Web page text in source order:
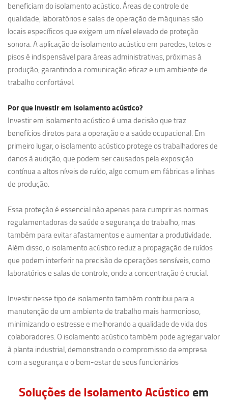
beneficiam do isolamento acústico. Áreas de controle de
qualidade, laboratórios e salas de operação de máquinas são
locais específicos que exigem um nível elevado de proteção
sonora. A aplicação de isolamento acústico em paredes, tetos e
pisos é indispensável para áreas administrativas, próximas à
produção, garantindo a comunicação eficaz e um ambiente de
trabalho confortável.
Por que investir em isolamento acústico?
Investir em isolamento acústico é uma decisão que traz
benefícios diretos para a operação e a saúde ocupacional. Em
primeiro lugar, o isolamento acústico protege os trabalhadores de
danos à audição, que podem ser causados pela exposição
contínua a altos níveis de ruído, algo comum em fábricas e linhas
de produção.
Essa proteção é essencial não apenas para cumprir as normas
regulamentadoras de saúde e segurança do trabalho, mas
também para evitar afastamentos e aumentar a produtividade.
Além disso, o isolamento acústico reduz a propagação de ruídos
que podem interferir na precisão de operações sensíveis, como
laboratórios e salas de controle, onde a concentração é crucial.
Investir nesse tipo de isolamento também contribui para a
manutenção de um ambiente de trabalho mais harmonioso,
minimizando o estresse e melhorando a qualidade de vida dos
colaboradores. O isolamento acústico também pode agregar valor
à planta industrial, demonstrando o compromisso da empresa
com a segurança e o bem-estar de seus funcionários
Soluções de Isolamento Acústico em